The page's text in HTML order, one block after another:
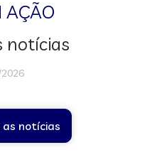
AÇÃO
notícias
notícias